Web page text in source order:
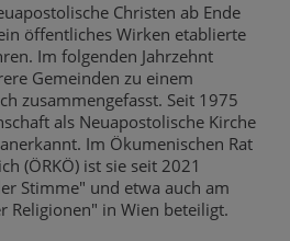
Christen ab Ende
öffentliches Wirken etablierte
Im folgenden Jahrzehnt
Gemeinden zu einem
zusammengefasst. Seit 1975
als Neuapostolische Kirche
Im Ökumenischen Rat
(ÖRKÖ) ist sie seit 2021
Stimme" und etwa auch am
Religionen" in Wien beteiligt.